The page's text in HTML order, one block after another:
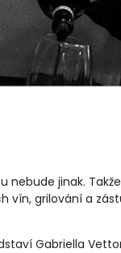
jinak.
vín, grilování a
Gabriella